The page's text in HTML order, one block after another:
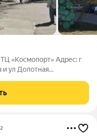
«Космопорт» Адрес: г
и ул Долотная
этаже жилого дома